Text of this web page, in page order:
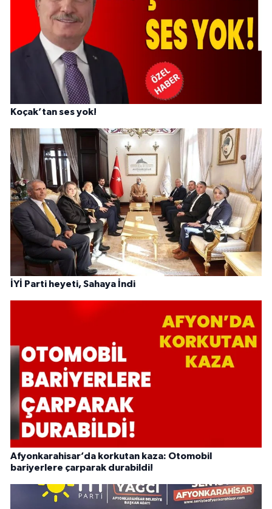
Koçak’tan ses yok!
İYİ Parti heyeti, Sahaya İndi
Afyonkarahisar’da korkutan kaza: Otomobil
bariyerlere çarparak durabildi!